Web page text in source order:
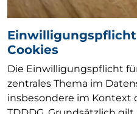
Cookies
Die Einwilligungspflicht
zentrales Thema im
insbesondere im Kontext